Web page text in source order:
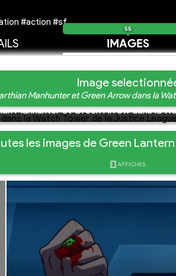
#action #sf
IMAGES
55
Image
Manhunter et Green Arrow dans la
Manhunter et Green Arrow dans la
les images de Green
3 AFFICHES